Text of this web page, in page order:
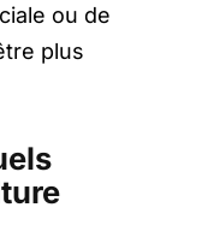
ou de
plus